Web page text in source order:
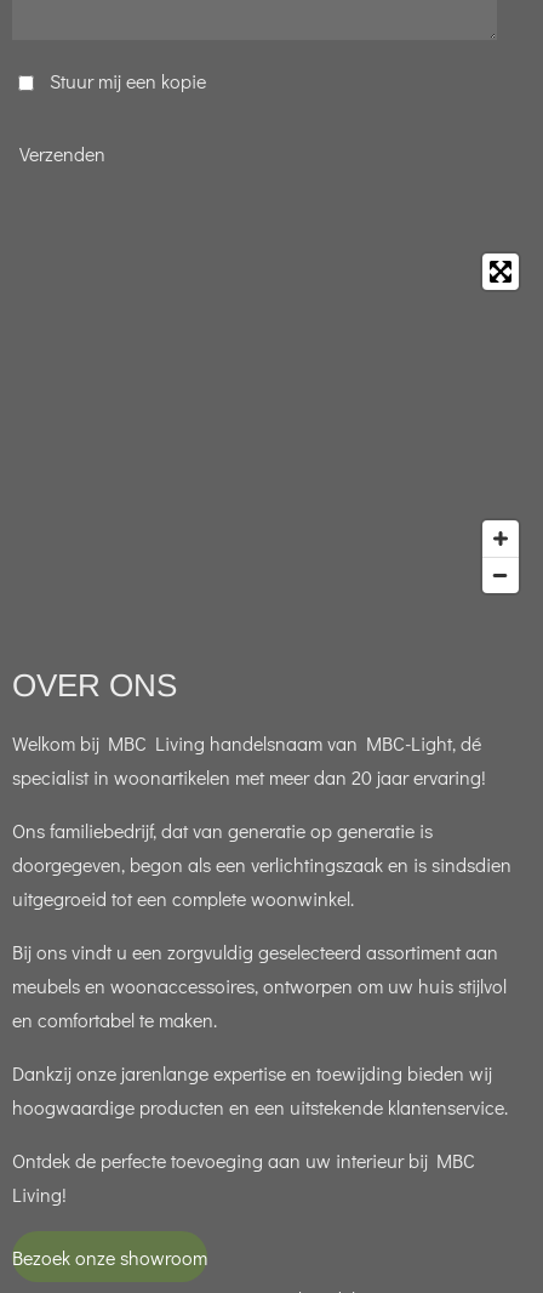
Stuur mij een kopie
Verzenden
OVER ONS
Welkom bij MBC Living handelsnaam van MBC-Light, dé
specialist in woonartikelen met meer dan 20 jaar ervaring!
Ons familiebedrijf, dat van generatie op generatie is
doorgegeven, begon als een verlichtingszaak en is sindsdien
uitgegroeid tot een complete woonwinkel.
Bij ons vindt u een zorgvuldig geselecteerd assortiment aan
meubels en woonaccessoires, ontworpen om uw huis stijlvol
en comfortabel te maken.
Dankzij onze jarenlange expertise en toewijding bieden wij
hoogwaardige producten en een uitstekende klantenservice.
Ontdek de perfecte toevoeging aan uw interieur bij MBC
Living!
Bezoek onze showroom